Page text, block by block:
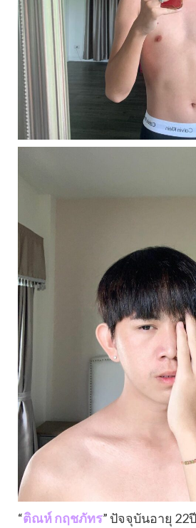
“ติณห์ กฤชภัทร” ปัจจุบันอายุ 22